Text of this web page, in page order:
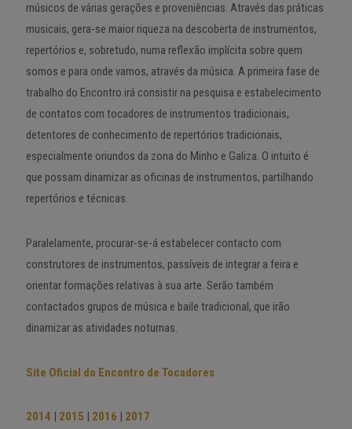
músicos de várias gerações e proveniências. Através das práticas
musicais, gera-se maior riqueza na descoberta de instrumentos,
repertórios e, sobretudo, numa reflexão implícita sobre quem
somos e para onde vamos, através da música. A primeira fase de
trabalho do Encontro irá consistir na pesquisa e estabelecimento
de contatos com tocadores de instrumentos tradicionais,
detentores de conhecimento de repertórios tradicionais,
especialmente oriundos da zona do Minho e Galiza. O intuito é
que possam dinamizar as oficinas de instrumentos, partilhando
repertórios e técnicas.
Paralelamente, procurar-se-á estabelecer contacto com
construtores de instrumentos, passíveis de integrar a feira e
orientar formações relativas à sua arte. Serão também
contactados grupos de música e baile tradicional, que irão
dinamizar as atividades noturnas.
Site Oficial do Encontro de Tocadores
2014 2015 2016 2017